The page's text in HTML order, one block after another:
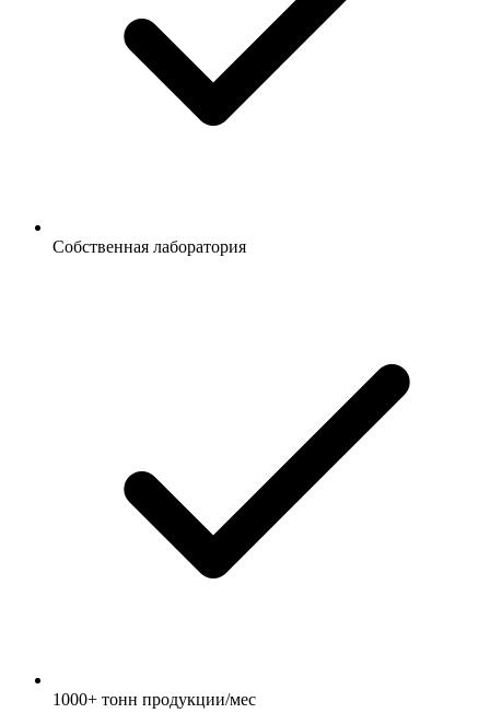
Собственная лаборатория
1000+ тонн продукции/мес